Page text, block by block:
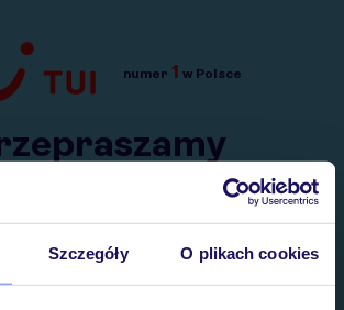
Szczegóły O plikach cookies
TUI.pl
numer 1 w Polsce
nasz serwis na krótkie wakacje.